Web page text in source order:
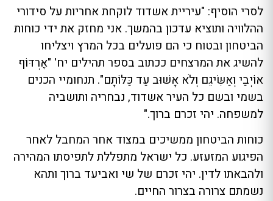
לסרי הוסיף: "עיריית אשדוד לוקחת אחריות על סידורי
ההלוויה ותוציא עדכון בהמשך. אני מחזק את ידי כוחות
הביטחון ובטוח כי הם פועלים בכל המרץ ויצליחו
להשיג את המרצחים ככתוב בספר תהילים יח' "אֶרְדּוֹף
אוֹיְבַי וְאַשִּׂיגֵם וְלֹא אָשׁוּב עַד כַּלּוֹתָם". תנחומיי הכנים
בשמי ובשם כל העיר אשדוד, נבחריה ותושביה
למשפחה. יהי זכרם ברוך."
כוחות הביטחון ממשיכים במצוד אחר המחבל לאחר
הפיגוע המזעזע. כל ישראל מתפללת לתפיסתו המהירה
ולהבאתו לדין. יהי זכרם של שי ואביעד ברוך ותהא
נשמתם צרורה בצרור החיים.